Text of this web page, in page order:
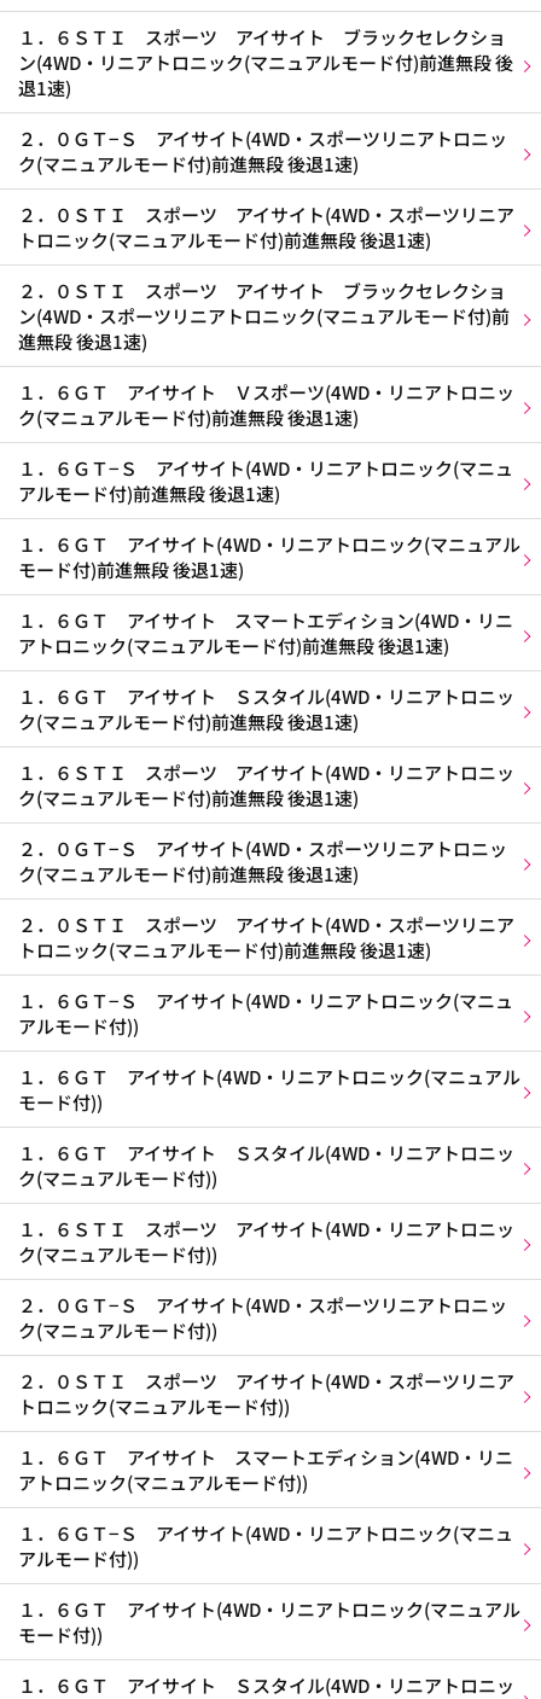
１．６ＳＴＩ スポーツ アイサイト ブラックセレクショ
ン(4WD・リニアトロニック(マニュアルモード付)前進無段 後
退1速)
２．０ＧＴ−Ｓ アイサイト(4WD・スポーツリニアトロニッ
ク(マニュアルモード付)前進無段 後退1速)
２．０ＳＴＩ スポーツ アイサイト(4WD・スポーツリニア
トロニック(マニュアルモード付)前進無段 後退1速)
２．０ＳＴＩ スポーツ アイサイト ブラックセレクショ
ン(4WD・スポーツリニアトロニック(マニュアルモード付)前
進無段 後退1速)
１．６ＧＴ アイサイト Ｖスポーツ(4WD・リニアトロニッ
ク(マニュアルモード付)前進無段 後退1速)
１．６ＧＴ−Ｓ アイサイト(4WD・リニアトロニック(マニュ
アルモード付)前進無段 後退1速)
１．６ＧＴ アイサイト(4WD・リニアトロニック(マニュアル
モード付)前進無段 後退1速)
１．６ＧＴ アイサイト スマートエディション(4WD・リニ
アトロニック(マニュアルモード付)前進無段 後退1速)
１．６ＧＴ アイサイト Ｓスタイル(4WD・リニアトロニッ
ク(マニュアルモード付)前進無段 後退1速)
１．６ＳＴＩ スポーツ アイサイト(4WD・リニアトロニッ
ク(マニュアルモード付)前進無段 後退1速)
２．０ＧＴ−Ｓ アイサイト(4WD・スポーツリニアトロニッ
ク(マニュアルモード付)前進無段 後退1速)
２．０ＳＴＩ スポーツ アイサイト(4WD・スポーツリニア
トロニック(マニュアルモード付)前進無段 後退1速)
１．６ＧＴ−Ｓ アイサイト(4WD・リニアトロニック(マニュ
アルモード付))
１．６ＧＴ アイサイト(4WD・リニアトロニック(マニュアル
モード付))
１．６ＧＴ アイサイト Ｓスタイル(4WD・リニアトロニッ
ク(マニュアルモード付))
１．６ＳＴＩ スポーツ アイサイト(4WD・リニアトロニッ
ク(マニュアルモード付))
２．０ＧＴ−Ｓ アイサイト(4WD・スポーツリニアトロニッ
ク(マニュアルモード付))
２．０ＳＴＩ スポーツ アイサイト(4WD・スポーツリニア
トロニック(マニュアルモード付))
１．６ＧＴ アイサイト スマートエディション(4WD・リニ
アトロニック(マニュアルモード付))
１．６ＧＴ−Ｓ アイサイト(4WD・リニアトロニック(マニュ
アルモード付))
１．６ＧＴ アイサイト(4WD・リニアトロニック(マニュアル
モード付))
１．６ＧＴ アイサイト Ｓスタイル(4WD・リニアトロニッ